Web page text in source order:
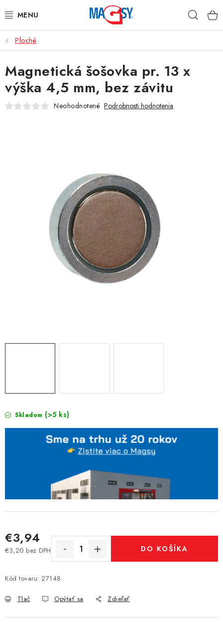
na
HLAVNÉ KATEGÓRIE
MAGNETICKÉ POMÔCKY
PRIEMYSELNÉ MAGNETY
Obchodné podmienky
Ochrana osobných údajov
Ploché
Skladom (>5 ks)
€3,94
€3,20 bez DPH
Jednotková cena:
DO KOŠÍKA
Kód tovaru: 27148
Tlač Opýtať sa Zdieľať
Magnetická šošovka pr. 13 x
výška 4,5 mm, bez závitu
Neohodnotené Podrobnosti hodnotenia